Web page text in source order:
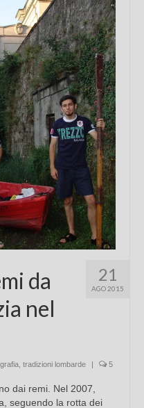
21
AGO 2015
da
nel
tradizioni lombarde | 5
dai remi. Nel 2007,
seguendo la rotta dei